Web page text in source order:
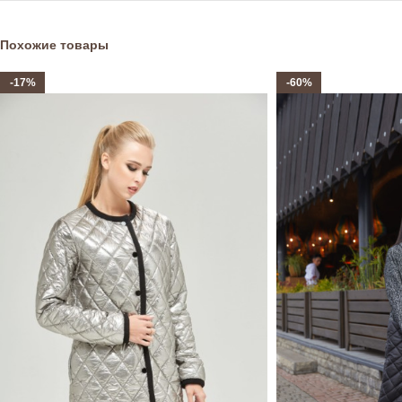
Похожие товары
-17% -60%